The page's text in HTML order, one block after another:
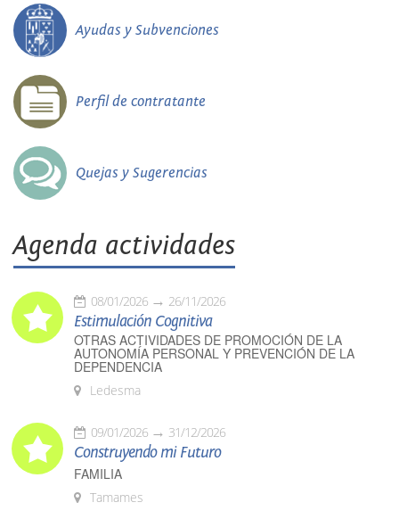
Ayudas y Subvenciones
Perfil de contratante
Quejas y Sugerencias
Agenda actividades
08/01/2026 26/11/2026
Estimulación Cognitiva
OTRAS ACTIVIDADES DE PROMOCIÓN DE LA
AUTONOMÍA PERSONAL Y PREVENCIÓN DE LA
DEPENDENCIA
Ledesma
09/01/2026 31/12/2026
Construyendo mi Futuro
FAMILIA
Tamames